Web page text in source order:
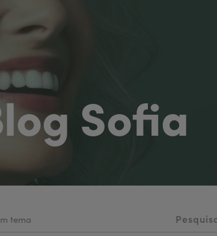
Sofia